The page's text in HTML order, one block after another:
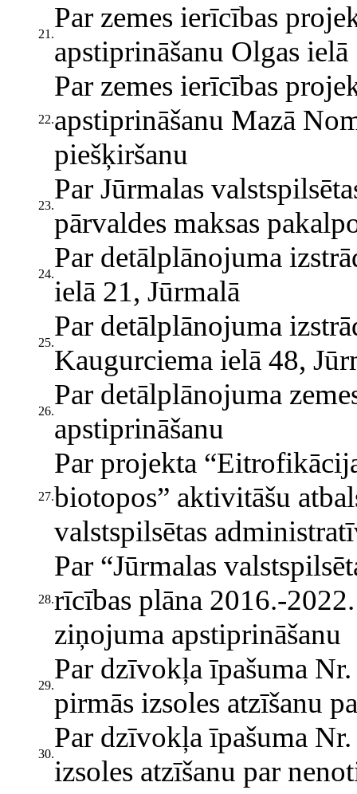
21.
Par zemes ierīcības
apstiprināšanu Olgas
22.
Par zemes ierīcības
apstiprināšanu Mazā
piešķiršanu
23.
Par Jūrmalas
pārvaldes maksas
24.
Par detālplānojuma
ielā 21, Jūrmalā
25.
Par detālplānojuma
Kaugurciema ielā 48,
26.
Par detālplānojuma
apstiprināšanu
27.
Par projekta
biotopos” aktivitāšu
valstspilsētas
28.
Par “Jūrmalas
rīcības plāna 2016.-
ziņojuma apstiprināšanu
29.
Par dzīvokļa īpašuma
pirmās izsoles atzīšanu
30.
Par dzīvokļa īpašuma
izsoles atzīšanu par